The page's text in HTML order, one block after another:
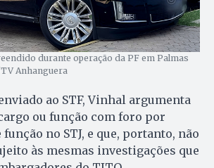
durante operação da PF em Palmas
Anhanguera
ao STF, Vinhal argumenta
ou função com foro por
no STJ, e que, portanto, não
às mesmas investigações que